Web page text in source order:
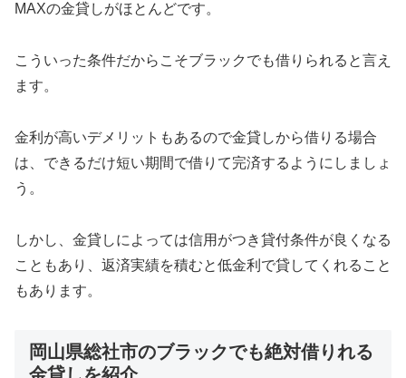
MAXの金貸しがほとんどです。
こういった条件だからこそブラックでも借りられると言え
ます。
金利が高いデメリットもあるので金貸しから借りる場合
は、できるだけ短い期間で借りて完済するようにしましょ
う。
しかし、金貸しによっては信用がつき貸付条件が良くなる
こともあり、返済実績を積むと低金利で貸してくれること
もあります。
岡山県総社市のブラックでも絶対借りれる